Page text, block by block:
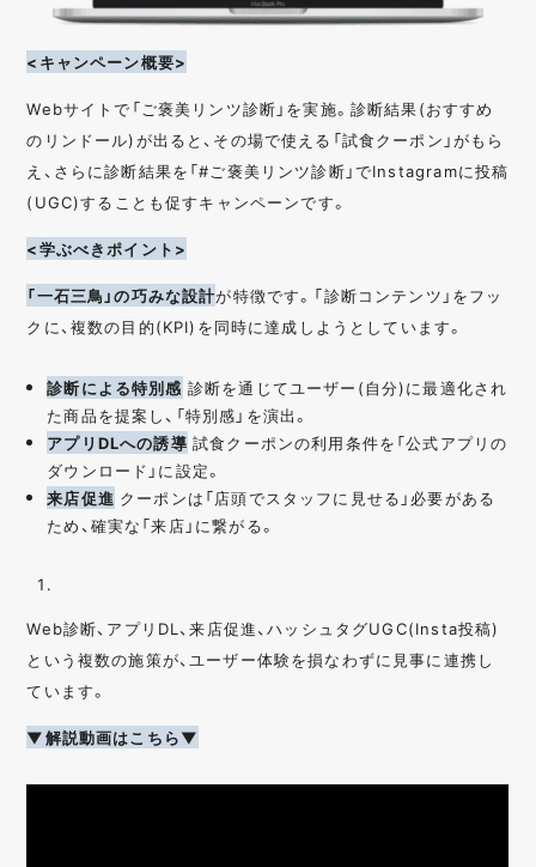
<キャンペーン概要>
Webサイトで「ご褒美リンツ診断」を実施。診断結果(おすすめ
のリンドール)が出ると、その場で使える「試食クーポン」がもら
え、さらに診断結果を「#ご褒美リンツ診断」でInstagramに投稿
(UGC)することも促すキャンペーンです。
<学ぶべきポイント>
「一石三鳥」の巧みな設計が特徴です。「診断コンテンツ」をフッ
クに、複数の目的(KPI)を同時に達成しようとしています。
診断による特別感 診断を通じてユーザー(自分)に最適化され
た商品を提案し、「特別感」を演出。
アプリDLへの誘導 試食クーポンの利用条件を「公式アプリの
ダウンロード」に設定。
来店促進 クーポンは「店頭でスタッフに見せる」必要がある
ため、確実な「来店」に繋がる。
Web診断、アプリDL、来店促進、ハッシュタグUGC(Insta投稿)
という複数の施策が、ユーザー体験を損なわずに見事に連携し
ています。
▼解説動画はこちら▼